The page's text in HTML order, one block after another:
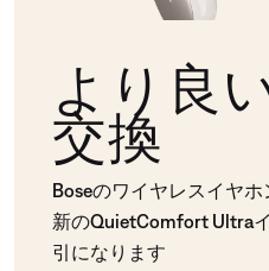
より良
交換
Boseのワイヤレスイヤ
新のQuietComfort Ultra
引になります